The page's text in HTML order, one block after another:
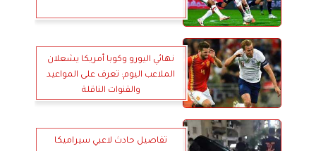
نهائي اليورو وكوبا أمريكا يشعلان
الملاعب اليوم: تعرف على المواعيد
والقنوات الناقلة
تفاصيل حادث لاعبي سيراميكا